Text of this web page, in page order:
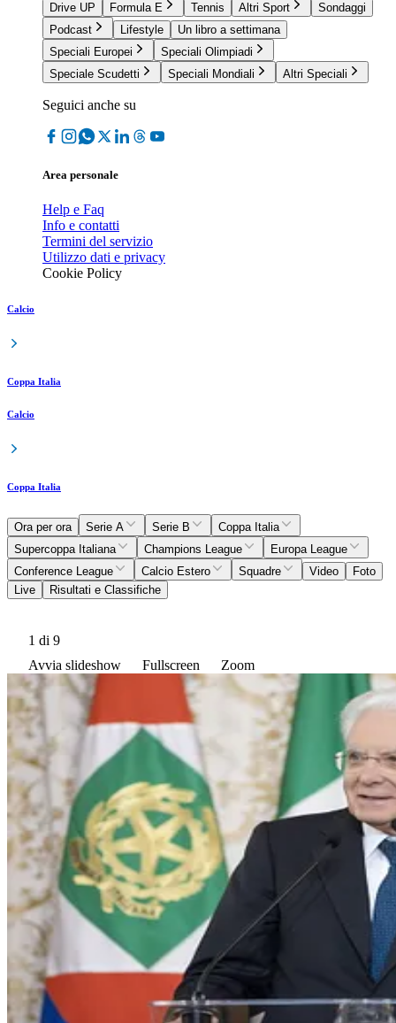
Drive UP
Formula E Tennis Altri Sport
Sondaggi
Podcast
Lifestyle
Un libro a settimana
Speciali Europei
Speciali Olimpiadi
Speciale Scudetti
Speciali Mondiali Altri Speciali
Seguici anche su
Area personale
Help e Faq
Info e contatti
Termini del servizio
Utilizzo dati e privacy
Cookie Policy
Calcio
Coppa Italia
Calcio
Coppa Italia
Ora per ora Serie A Serie B
Coppa Italia
Supercoppa Italiana
Champions League
Europa League
Conference League
Calcio Estero Squadre Video
Foto
Live
Risultati e Classifiche
1 di 9
Avvia slideshow
Fullscreen Zoom